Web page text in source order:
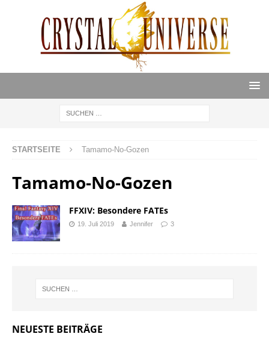
STARTSEITE Tamamo-No-Gozen
Tamamo-No-Gozen
FFXIV: Besondere FATEs
19. Juli 2019 Jennifer 3
NEUESTE BEITRÄGE